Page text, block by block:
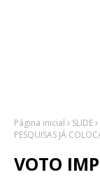
Página inicial SLIDE
PESQUISAS JÁ
VOTO